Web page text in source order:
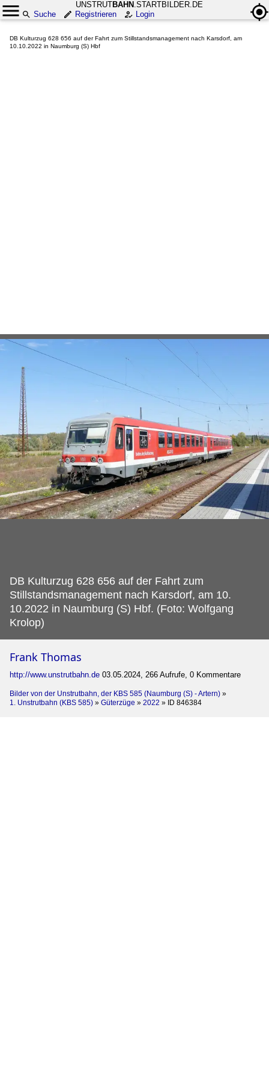
UNSTRUTBAHN .STARTBILDER.DE
Suche
Registrieren Login
DB Kulturzug 628 656 auf der Fahrt zum Stillstandsmanagement nach Karsdorf, am
10.10.2022 in Naumburg (S) Hbf
DB Kulturzug 628 656 auf der Fahrt zum
Stillstandsmanagement nach Karsdorf, am 10.
10.2022 in Naumburg (S) Hbf. (Foto: Wolfgang
Krolop)
Frank Thomas
http://www.unstrutbahn.de 03.05.2024, 266 Aufrufe, 0 Kommentare
Bilder von der Unstrutbahn, der KBS 585 (Naumburg (S) - Artern) »
1. Unstrutbahn (KBS 585) » Güterzüge » 2022 » ID 846384